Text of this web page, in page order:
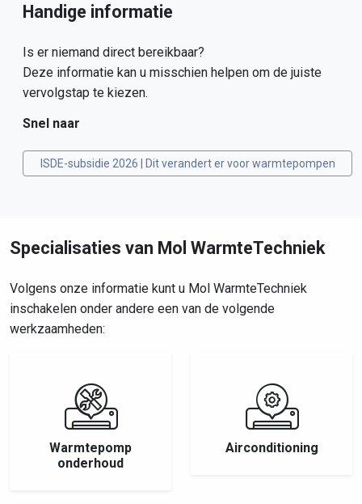
Handige informatie
Is er niemand direct bereikbaar?
Deze informatie kan u misschien helpen om de juiste
vervolgstap te kiezen.
Snel naar
ISDE-subsidie 2026 | Dit verandert er voor warmtepompen
Specialisaties van Mol WarmteTechniek
Volgens onze informatie kunt u Mol WarmteTechniek
inschakelen onder andere een van de volgende
werkzaamheden:
Warmtepomp
onderhoud
Airconditioning